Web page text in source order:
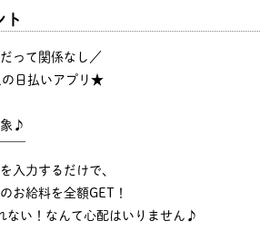
ト
って関係なし／
日払いアプリ★
象♪
入力するだけで、
お給料を全額GET！
ない！なんて心配はいりません♪